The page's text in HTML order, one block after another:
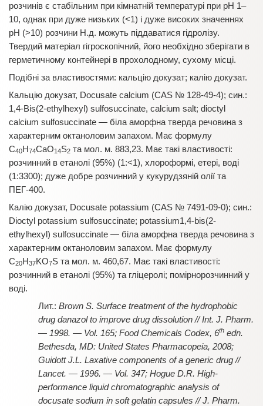
розчинів є стабільним при кімнатній температурі при рН 1–
10, однак при дуже низьких (<1) і дуже високих значеннях
рН (>10) розчини Н.д. можуть піддаватися гідролізу.
Твердий матеріал гігроскопічний, його необхідно зберігати в
герметичному контейнері в прохолодному, сухому місці.
Подібні за властивостями: кальцію докузат; калію докузат.
Кальцію докузат, Docusate calcium (CAS № 128-49-4); син.:
1,4-Bis(2-ethylhexyl) sulfosuccinate, calcium salt; dioctyl
calcium sulfosuccinate — біла аморфна тверда речовина з
характерним октаноловим запахом. Має формулу
C40H74CaO14S2 та мол. м. 883,23. Має такі властивості:
розчинний в етанолі (95%) (1:<1), хлороформі, етері, воді
(1:3300); дуже добре розчинний у кукурудзяній олії та
ПЕГ-400.
Калію докузат, Docusate potassium (CAS № 7491-09-0); син.:
Dioctyl potassium sulfosuccinate; potassium1,4-bis(2-
ethylhexyl) sulfosuccinate — біла аморфна тверда речовина з
характерним октаноловим запахом. Має формулу
C20H37KO7S та мол. м. 460,67. Має такі властивості:
розчинний в етанолі (95%) та гліцеролі; помірнорозчинний у
воді.
Brown S. Surface treatment of the hydrophobic
drug danazol to improve drug dissolution // Int. J. Pharm.
— 1998. — Vol. 165; Food Chemicals Codex, 6th edn.
Bethesda, MD: United States Pharmacopeia, 2008;
Guidott J.L. Laxative components of a generic drug //
Lancet. — 1996. — Vol. 347; Hogue D.R. High-
performance liquid chromatographic analysis of
docusate sodium in soft gelatin capsules // J. Pharm.